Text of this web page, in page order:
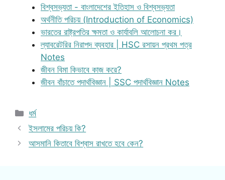
বিশ্বসভ্যতা - বাংলাদেশের ইতিহাস ও বিশ্বসভ্যতা
অর্থনীতি পরিচয় (Introduction of Economics)
ভারতের রাষ্ট্রপতির ক্ষমতা ও কার্যাবলি আলোচনা কর।
ল্যাবরেটরির নিরাপদ ব্যবহার | HSC রসায়ন প্রথম পত্র
Notes
জীবন বিমা কিভাবে কাজ করে?
জীবন বাঁচাতে পদার্থবিজ্ঞান | SSC পদার্থবিজ্ঞান Notes
Categories
ধর্ম
ইসলামের পরিচয় কি?
আসমানি কিতাবে বিশ্বাস রাখতে হবে কেন?